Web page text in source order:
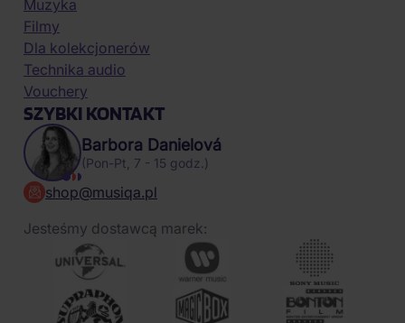
Muzyka
Filmy
Dla kolekcjonerów
Technika audio
Vouchery
SZYBKI KONTAKT
Barbora Danielová
(Pon-Pt, 7 - 15 godz.)
shop@musiqa.pl
Jesteśmy dostawcą marek: